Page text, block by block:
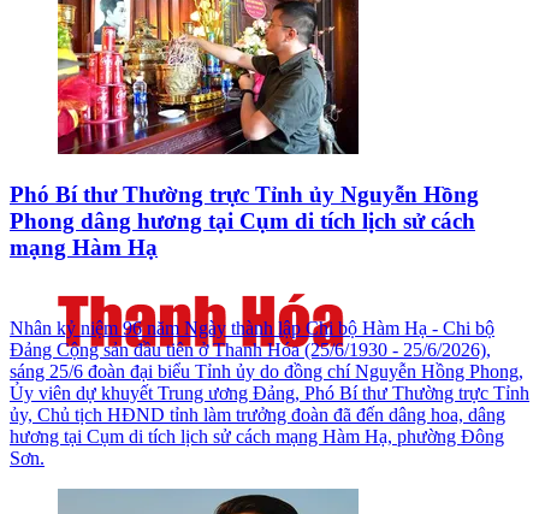
Phó Bí thư Thường trực Tỉnh ủy Nguyễn Hồng
Phong dâng hương tại Cụm di tích lịch sử cách
mạng Hàm Hạ
Nhân kỷ niệm 96 năm Ngày thành lập Chi bộ Hàm Hạ - Chi bộ
Đảng Cộng sản đầu tiên ở Thanh Hóa (25/6/1930 - 25/6/2026),
sáng 25/6 đoàn đại biểu Tỉnh ủy do đồng chí Nguyễn Hồng Phong,
Ủy viên dự khuyết Trung ương Đảng, Phó Bí thư Thường trực Tỉnh
ủy, Chủ tịch HĐND tỉnh làm trưởng đoàn đã đến dâng hoa, dâng
hương tại Cụm di tích lịch sử cách mạng Hàm Hạ, phường Đông
Sơn.